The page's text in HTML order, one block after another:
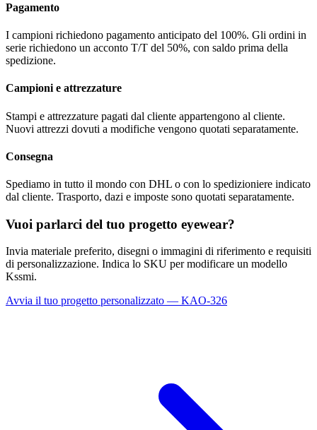
Pagamento
I campioni richiedono pagamento anticipato del 100%. Gli ordini in
serie richiedono un acconto T/T del 50%, con saldo prima della
spedizione.
Campioni e attrezzature
Stampi e attrezzature pagati dal cliente appartengono al cliente.
Nuovi attrezzi dovuti a modifiche vengono quotati separatamente.
Consegna
Spediamo in tutto il mondo con DHL o con lo spedizioniere indicato
dal cliente. Trasporto, dazi e imposte sono quotati separatamente.
Vuoi parlarci del tuo progetto eyewear?
Invia materiale preferito, disegni o immagini di riferimento e requisiti
di personalizzazione. Indica lo SKU per modificare un modello
Kssmi.
Avvia il tuo progetto personalizzato — KAO-326